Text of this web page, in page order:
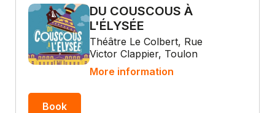
DU COUSCOUS À
L'ÉLYSÉE
Théâtre Le Colbert, Rue
Victor Clappier, Toulon
More information
Book